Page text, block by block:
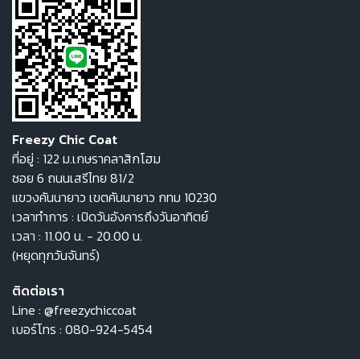
Freezy Chic Coat
ที่อยู่ : 122 ม.เกษราคลาสิกโฮม
ซอย 6 ถนนเสรีไทย 81/2
แขวงคันนายาว เขตคันนายาว กทม 10230
เวลาทำการ : เปิดวันอังคารถึงวันอาทิตย์
เวลา : 11.00 น. - 20.00 น.
(หยุดทุกวันจันทร์)
ติดต่อเรา
Line : @freezychiccoat
เบอร์โทร : 080-924-5454